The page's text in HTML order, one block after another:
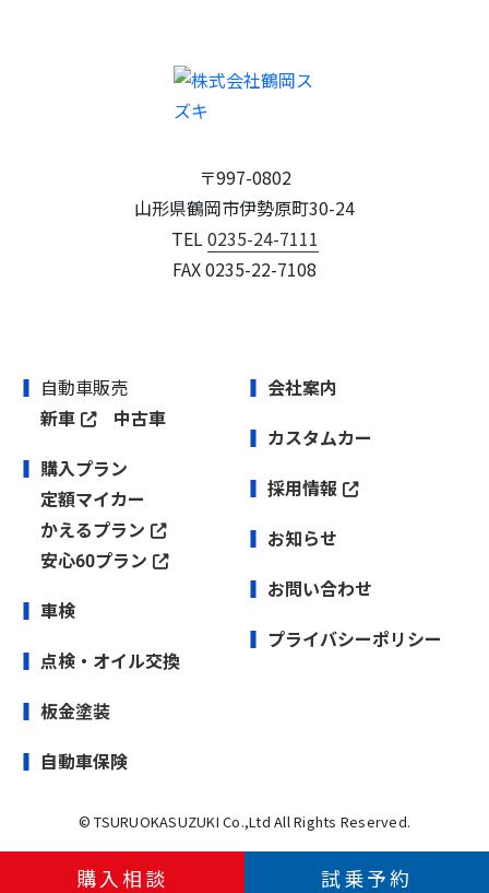
購入相談 試乗予約
〒997-0802
山形県鶴岡市伊勢原町30-24
TEL0235-24-7111
FAX 0235-22-7108
自動車販売
新車
中古車
購入プラン
定額マイカー
かえるプラン
安心60プラン
車検
点検・オイル交換
板金塗装
自動車保険
会社案内
カスタムカー
採用情報
お知らせ
お問い合わせ
プライバシーポリシー
© TSURUOKASUZUKI Co.,Ltd All Rights Reserved.